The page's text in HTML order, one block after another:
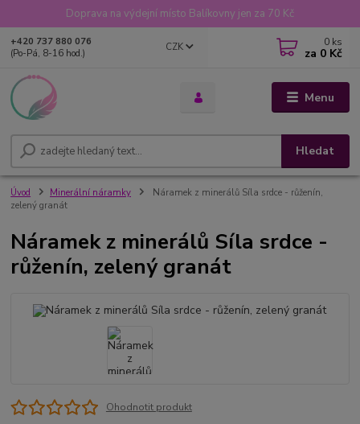
Doprava na výdejní místo Balíkovny jen za 70 Kč
Menu
CZK
Hledat
+420 737 880 076
(Po-Pá, 8-16 hod.)
0 ks
za 0 Kč
Úvod Minerální náramky
Náramek z minerálů Síla srdce - růženín,
zelený granát
Náramek z minerálů Síla srdce -
růženín, zelený granát
Ohodnotit produkt